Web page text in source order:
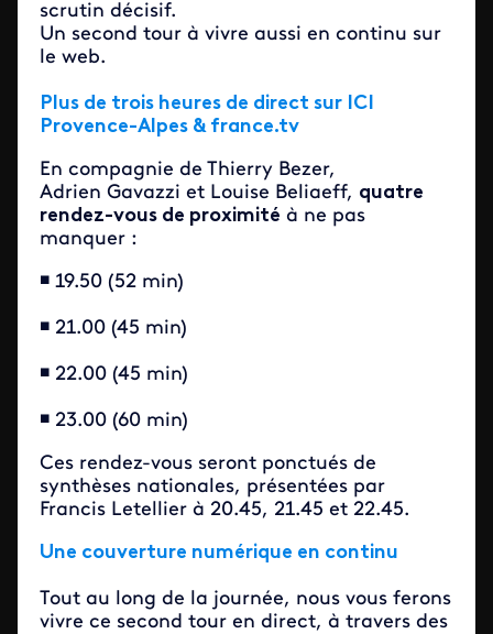
scrutin décisif.
Un second tour à vivre aussi en continu sur
le web.
Plus de trois heures de direct sur ICI
Provence-Alpes & france.tv
En compagnie de Thierry Bezer,
Adrien Gavazzi et Louise Beliaeff, quatre
rendez-vous de proximité à ne pas
manquer :
◾ 19.50 (52 min)
◾ 21.00 (45 min)
◾ 22.00 (45 min)
◾ 23.00 (60 min)
Ces rendez-vous seront ponctués de
synthèses nationales, présentées par
Francis Letellier à 20.45, 21.45 et 22.45.
Une couverture numérique en continu
Tout au long de la journée, nous vous ferons
vivre ce second tour en direct, à travers des